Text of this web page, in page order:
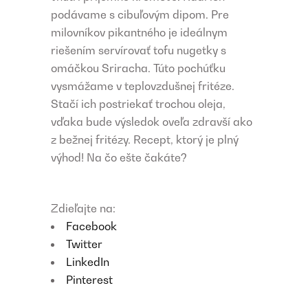
podávame s cibuľovým dipom. Pre
milovníkov pikantného je ideálnym
riešením servírovať tofu nugetky s
omáčkou Sriracha. Túto pochúťku
vysmážame v teplovzdušnej fritéze.
Stačí ich postriekať trochou oleja,
vďaka bude výsledok oveľa zdravší ako
z bežnej fritézy. Recept, ktorý je plný
výhod! Na čo ešte čakáte?
Zdieľajte na:
Facebook
Twitter
LinkedIn
Pinterest